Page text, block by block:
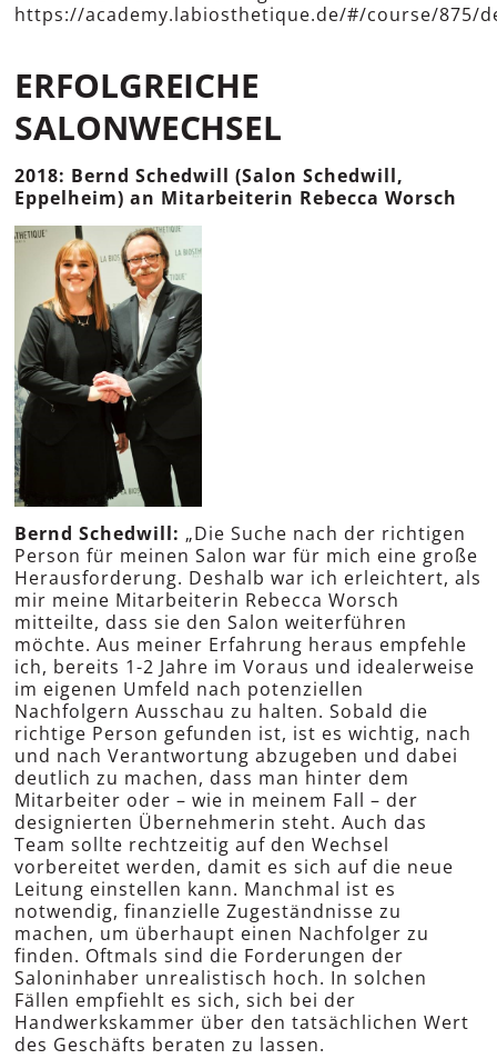
https://academy.labiosthetique.de/#/course/875/
ERFOLGREICHE
SALONWECHSEL
2018: Bernd Schedwill (Salon Schedwill,
Eppelheim) an Mitarbeiterin Rebecca Worsch
Bernd Schedwill: „Die Suche nach der richtigen
Person für meinen Salon war für mich eine große
Herausforderung. Deshalb war ich erleichtert, als
mir meine Mitarbeiterin Rebecca Worsch
mitteilte, dass sie den Salon weiterführen
möchte. Aus meiner Erfahrung heraus empfehle
ich, bereits 1-2 Jahre im Voraus und idealerweise
im eigenen Umfeld nach potenziellen
Nachfolgern Ausschau zu halten. Sobald die
richtige Person gefunden ist, ist es wichtig, nach
und nach Verantwortung abzugeben und dabei
deutlich zu machen, dass man hinter dem
Mitarbeiter oder – wie in meinem Fall – der
designierten Übernehmerin steht. Auch das
Team sollte rechtzeitig auf den Wechsel
vorbereitet werden, damit es sich auf die neue
Leitung einstellen kann. Manchmal ist es
notwendig, finanzielle Zugeständnisse zu
machen, um überhaupt einen Nachfolger zu
finden. Oftmals sind die Forderungen der
Saloninhaber unrealistisch hoch. In solchen
Fällen empfiehlt es sich, sich bei der
Handwerkskammer über den tatsächlichen Wert
des Geschäfts beraten zu lassen.